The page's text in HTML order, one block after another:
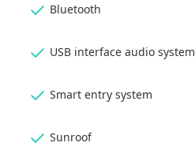
Bluetooth
USB interface audio system
Smart entry system
Sunroof